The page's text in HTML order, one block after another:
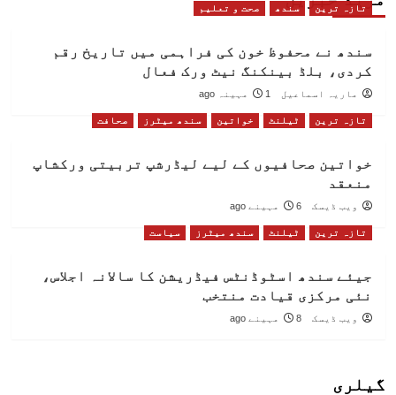
تازہ ترین سندھ صحت و تعلیم
سندھ نے محفوظ خون کی فراہمی میں تاریخ رقم
کردی، بلڈ بینکنگ نیٹ ورک فعال
ماریہ اسماعیل 1 مہینہ ago
تازہ ترین ٹیلنٹ خواتین سندھ میٹرز صحافت
خواتین صحافیوں کے لیے لیڈرشپ تربیتی ورکشاپ
منعقد
ویب ڈیسک 6 مہینے ago
تازہ ترین ٹیلنٹ سندھ میٹرز سیاست
جیئے سندھ اسٹوڈنٹس فیڈریشن کا سالانہ اجلاس،
نئی مرکزی قیادت منتخب
ویب ڈیسک 8 مہینے ago
گیلری